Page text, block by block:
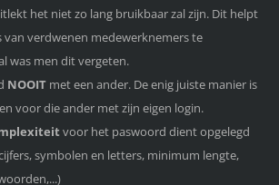
het niet zo lang bruikbaar zal zijn. Dit helpt
van verdwenen medewerknemers te
was men dit vergeten.
NOOIT met een ander. De enig juiste manier is
voor die ander met zijn eigen login.
voor het paswoord dient opgelegd
symbolen en letters, minimum lengte,